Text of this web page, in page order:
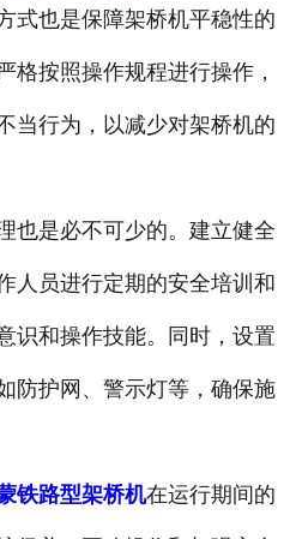
也是保障架桥机平稳性的
格按照操作规程进行操作，
当行为，以减少对架桥机的
是必不可少的。建立健全
人员进行定期的安全培训和
识和操作技能。同时，设置
防护网、警示灯等，确保施
铁路型架桥机在运行期间的